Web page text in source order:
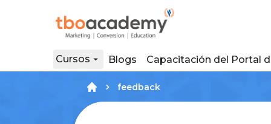
Cursos Blogs Capacitación del Portal
feedback